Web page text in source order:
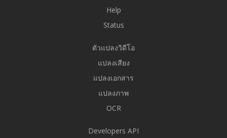
Help
Status
ตัวแปลงวิดีโอ
แปลงเสียง
แปลงเอกสาร
แปลงภาพ
OCR
Developers API